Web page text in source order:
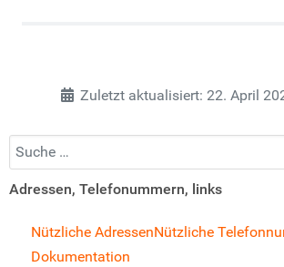
Zuletzt aktualisiert: 22. April
Suchen...
Adressen, Telefonummern, links
Nützliche AdressenNützliche
Dokumentation